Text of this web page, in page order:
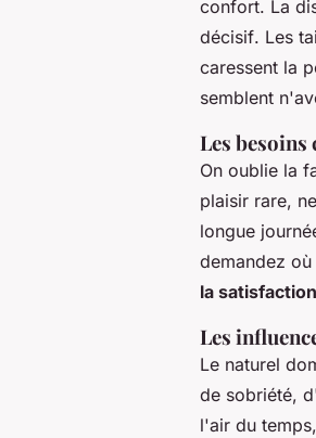
confort. La
décisif. Les
caressent la
semblent
Les
On oublie la
plaisir rare,
longue
demandez où
la
Les
Le naturel
de sobriété,
l'air du